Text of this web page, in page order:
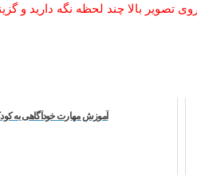
تصویر بالا چند لحظه نگه دارید و
آموزش مهارت خودآگاهی به